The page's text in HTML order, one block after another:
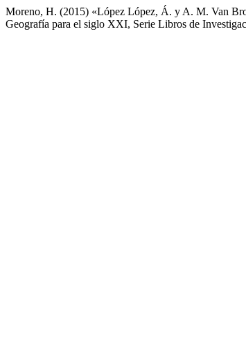
Moreno, H. (2015) «López López, Á. y A. M. Van
Geografía para el siglo XXI, Serie Libros de